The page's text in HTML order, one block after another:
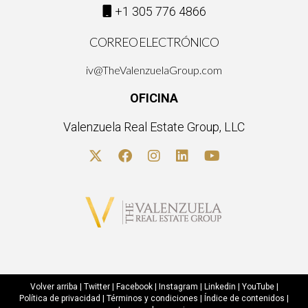
+1 305 776 4866
CORREO ELECTRÓNICO
iv@TheValenzuelaGroup.com
OFICINA
Valenzuela Real Estate Group, LLC
Volver arriba Twitter| Facebook| Instagram Linkedin YouTube|
Política de privacidad
Términos y condiciones Índice de contenidos